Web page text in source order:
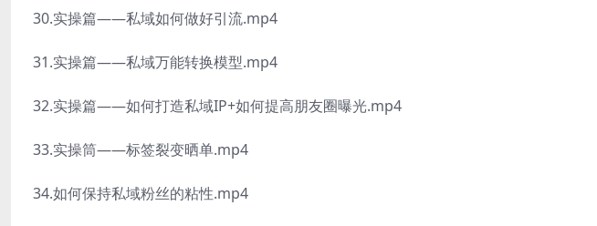
30.实操篇——私域如何做好引流.mp4
31.实操篇——私域万能转换模型.mp4
32.实操篇——如何打造私域IP+如何提高朋友圈曝光.mp4
33.实操筒——标签裂变晒单.mp4
34.如何保持私域粉丝的粘性.mp4